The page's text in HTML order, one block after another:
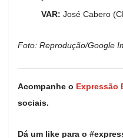
VAR: José Cabero
Foto: Reprodução/Google
Acompanhe o Expressão
sociais.
Dá um like para o